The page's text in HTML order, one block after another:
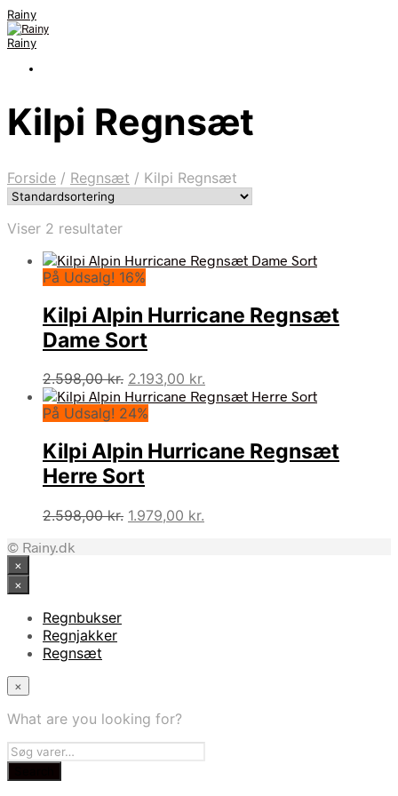
Rainy
Rainy
Kilpi Regnsæt
Forside / Regnsæt / Kilpi Regnsæt
Viser 2 resultater
På Udsalg! 16%
Kilpi Alpin Hurricane Regnsæt
Dame Sort
2.598,00kr. Den
oprindelige
pris
2.598,00 kr..
2.193,00 kr.
aktuelle
2.193,00 kr..
På Udsalg! 24%
Kilpi Alpin Hurricane Regnsæt
Herre Sort
2.598,00kr. Den
1.979,00 kr.
© Rainy.dk
×
×
Regnbukser
Regnjakker
Regnsæt
×
What are you looking for?